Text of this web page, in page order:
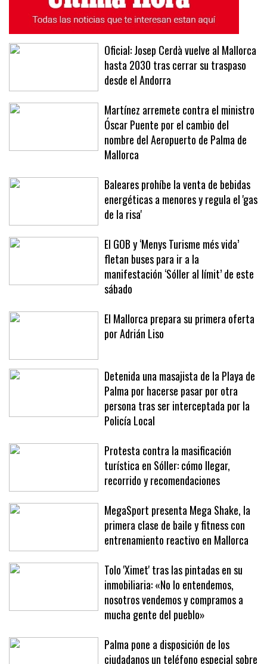
Oficial: Josep Cerdà vuelve al Mallorca
hasta 2030 tras cerrar su traspaso
desde el Andorra
Martínez arremete contra el ministro
Óscar Puente por el cambio del
nombre del Aeropuerto de Palma de
Mallorca
Baleares prohíbe la venta de bebidas
energéticas a menores y regula el 'gas
de la risa'
El GOB y ‘Menys Turisme més vida’
fletan buses para ir a la
manifestación ‘Sóller al límit’ de este
sábado
El Mallorca prepara su primera oferta
Detenida una masajista de la Playa de
Palma por hacerse pasar por otra
persona tras ser interceptada por la
Policía Local
Protesta contra la masificación
turística en Sóller: cómo llegar,
recorrido y recomendaciones
MegaSport presenta Mega Shake, la
primera clase de baile y fitness con
entrenamiento reactivo en Mallorca
Tolo 'Ximet' tras las pintadas en su
inmobiliaria: «No lo entendemos,
nosotros vendemos y compramos a
mucha gente del pueblo»